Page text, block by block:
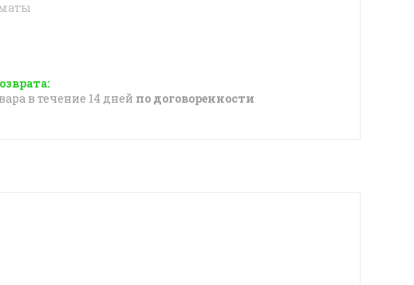
в течение 14 дней по договоренности